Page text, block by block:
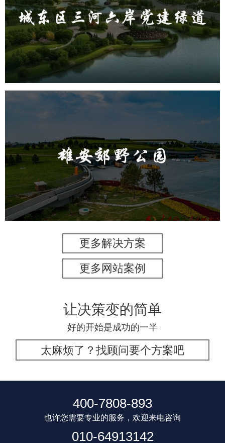
旅游休闲 公园 AI人工智能 智慧公园
智能步道
AR太极
智能大数据平台
公园 AI人工智能 智慧公园
智能照明系统
智能垃圾桶
更多解决方案
更多网站案例
让决策变的简单
好的开始是成功的一半
太麻烦了？找顾问要个方案吧
400-7808-893
也许您需要专业的服务，欢迎来电咨询
010-64913142